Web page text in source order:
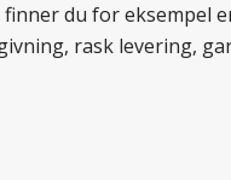
du for
rask levering,